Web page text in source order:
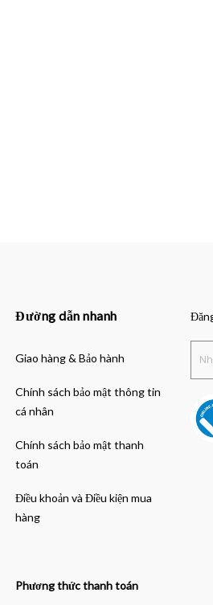
Đường dẫn nhanh
Giao hàng & Bảo hành
Chính sách bảo mật thông tin
cá nhân
Chính sách bảo mật thanh
toán
Điều khoản và Điều kiện mua
hàng
Phương thức thanh toán